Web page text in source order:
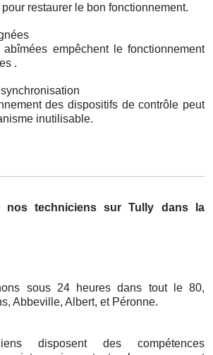
restaurer le bon fonctionnement.
abîmées empêchent le fonctionnement
.
des dispositifs de contrôle peut
inutilisable.
nos techniciens sur Tully dans la
sous 24 heures dans tout le 80,
Abbeville, Albert, et Péronne.
disposent des compétences